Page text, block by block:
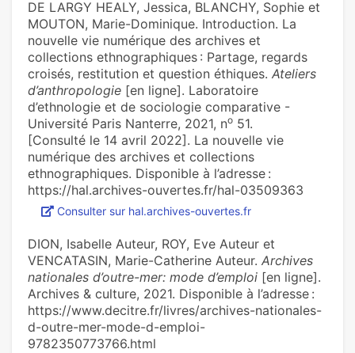
DE LARGY HEALY, Jessica, BLANCHY, Sophie et
MOUTON, Marie-Dominique. Introduction. La
nouvelle vie numérique des archives et
collections ethnographiques : Partage, regards
croisés, restitution et question éthiques. Ateliers
d’anthropologie [en ligne]. Laboratoire
d’ethnologie et de sociologie comparative -
Université Paris Nanterre, 2021, no 51.
[Consulté le 14 avril 2022]. La nouvelle vie
numérique des archives et collections
ethnographiques. Disponible à l’adresse :
https://hal.archives-ouvertes.fr/hal-03509363
Consulter sur hal.archives-ouvertes.fr
DION, Isabelle Auteur, ROY, Eve Auteur et
VENCATASIN, Marie-Catherine Auteur. Archives
nationales d’outre-mer: mode d’emploi [en ligne].
Archives & culture, 2021. Disponible à l’adresse :
https://www.decitre.fr/livres/archives-nationales-
d-outre-mer-mode-d-emploi-
9782350773766.html